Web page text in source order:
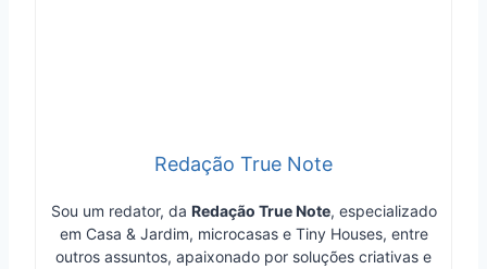
Redação True Note
Sou um redator, da Redação True Note, especializado
em Casa & Jardim, microcasas e Tiny Houses, entre
outros assuntos, apaixonado por soluções criativas e